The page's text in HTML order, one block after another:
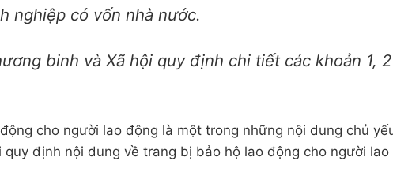
nghiệp có vốn nhà nước.
binh và Xã hội quy định chi tiết các khoản 1,
cho người lao động là một trong những nội dung chủ
định nội dung về trang bị bảo hộ lao động cho người lao